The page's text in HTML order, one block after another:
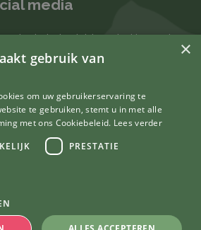
media
leukste berichten vind je op de
De Driesprong
Overzicht
×
gebruik van
om uw gebruikerservaring te
te gebruiken, stemt u in met alle
met ons Cookiebeleid. Lees verder
PRESTATIE